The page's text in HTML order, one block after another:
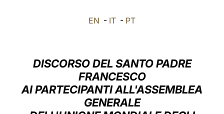
LATINE
EN - IT - PT
DISCORSO DEL SANTO PADRE
FRANCESCO
AI PARTECIPANTI ALL'ASSEMBLEA
GENERALE